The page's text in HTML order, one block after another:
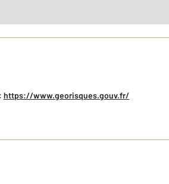
https://www.georisques.gouv.fr/